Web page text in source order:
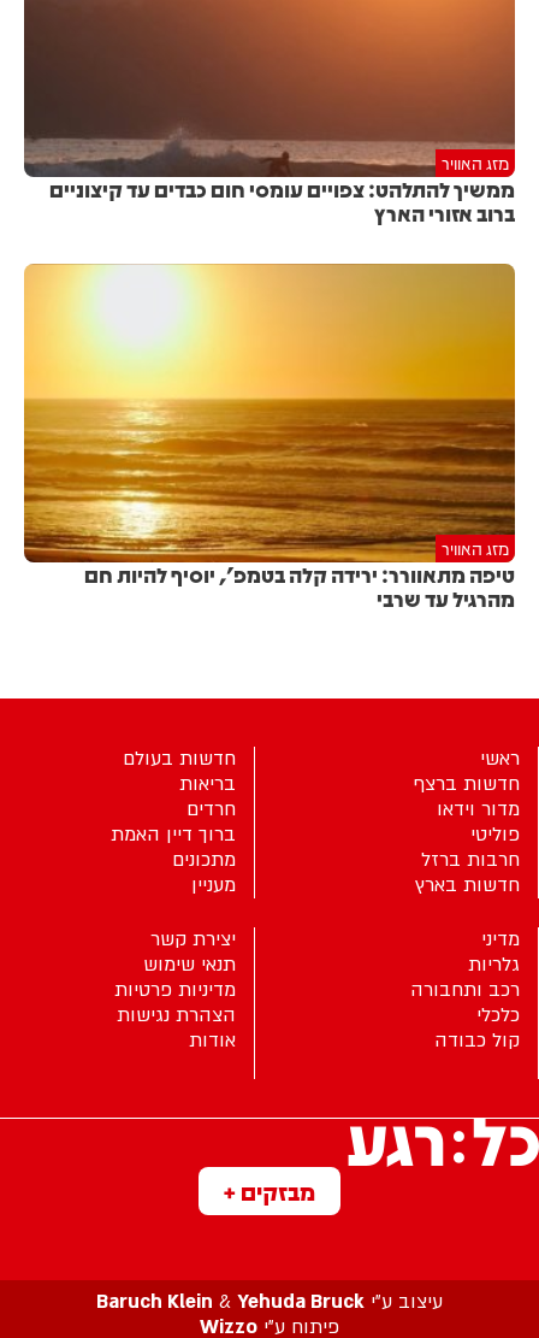
מזג האוויר
ממשיך להתלהט: צפויים עומסי חום כבדים עד קיצוניים
ברוב אזורי הארץ
מזג האוויר
טיפה מתאוורר: ירידה קלה בטמפ', יוסיף להיות חם
מהרגיל עד שרבי
מבזקים +
ראשי
חדשות ברצף
מדור וידאו
פוליטי
חרבות ברזל
חדשות בארץ
חדשות בעולם
בריאות
חרדים
ברוך דיין האמת
מתכונים
מעניין
מדיני
גלריות
רכב ותחבורה
כלכלי
קול כבודה
יצירת קשר
תנאי שימוש
מדיניות פרטיות
הצהרת נגישות
אודות
עיצוב ע”י Baruch Klein & Yehuda Bruck
פיתוח ע”י Wizzo